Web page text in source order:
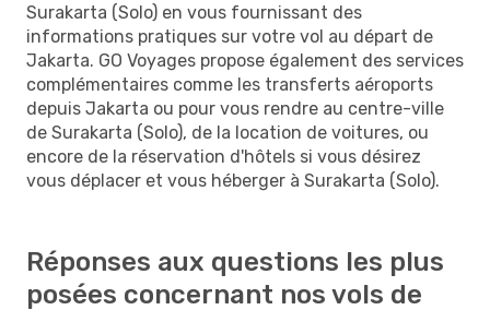
Surakarta (Solo) en vous fournissant des
informations pratiques sur votre vol au départ de
Jakarta. GO Voyages propose également des services
complémentaires comme les transferts aéroports
depuis Jakarta ou pour vous rendre au centre-ville
de Surakarta (Solo), de la location de voitures, ou
encore de la réservation d'hôtels si vous désirez
vous déplacer et vous héberger à Surakarta (Solo).
Réponses aux questions les plus
posées concernant nos vols de